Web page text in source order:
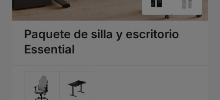
Paquete de silla y escritorio
Essential